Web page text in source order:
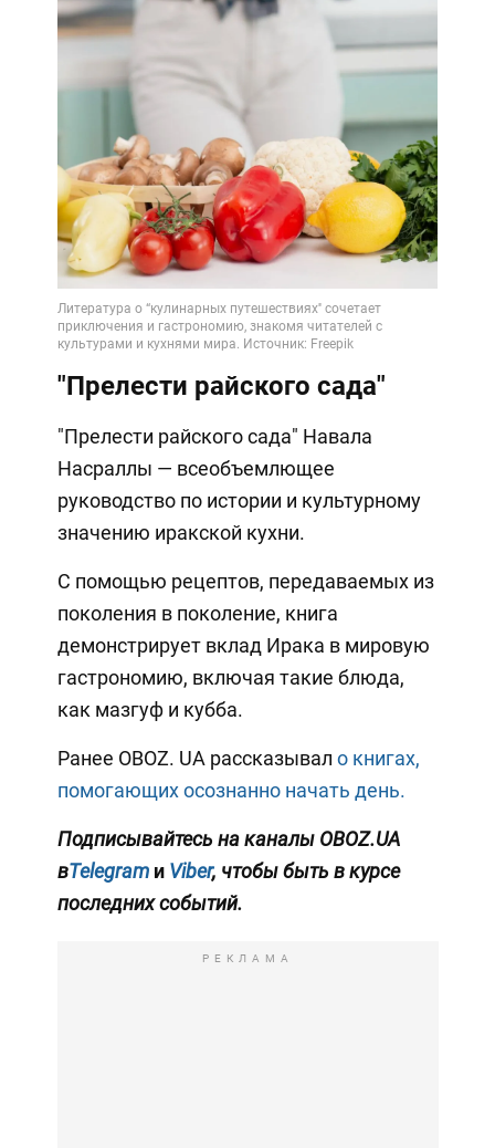
"Прелести райского сада"
"Прелести райского сада" Навала
Насраллы — всеобъемлющее
руководство по истории и культурному
значению иракской кухни.
С помощью рецептов, передаваемых из
поколения в поколение, книга
демонстрирует вклад Ирака в мировую
гастрономию, включая такие блюда,
как мазгуф и кубба.
Ранее OBOZ. UA рассказывал о книгах,
помогающих осознанно начать день.
Подписывайтесь на каналы OBOZ.UA
вTelegramи Viber, чтобы быть в курсе
последних событий.
РЕКЛАМА